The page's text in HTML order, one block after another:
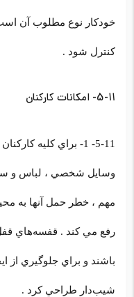
خودكار نوع مطلوب آن است
كنترل شود .
5-11- امكانات كاركنان
5-11- 1- براي كليه
وسايل شخصي ، لباس و
مهم ، خطر حمل آنها به
رفع مي كند . قفسه‌هاي
باشند و براي جلوگيري از
شيب‌دار طراحي كرد .